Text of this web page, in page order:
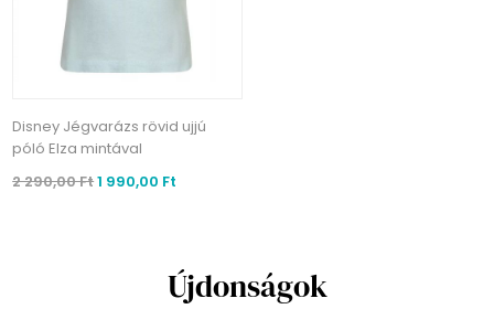
Disney Jégvarázs rövid ujjú
póló Elza mintával
2 290,00 Ft1 990,00 Ft
Újdonságok